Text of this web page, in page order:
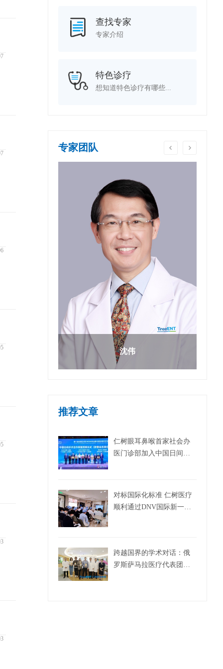
查找专家
专家介绍
特色诊疗
想知道特色诊疗有哪些...
专家团队
沈伟
推荐文章
仁树眼耳鼻喉首家社会办
医门诊部加入中国日间手
对标国际化标准 仁树医疗
顺利通过DNV国际新一轮
跨越国界的学术对话：俄
罗斯萨马拉医疗代表团到